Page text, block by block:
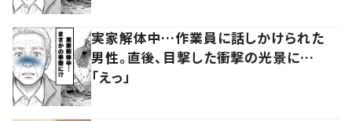
実家解体中…作業員に話しかけられた
男性。直後、目撃した衝撃の光景に…
「えっ」